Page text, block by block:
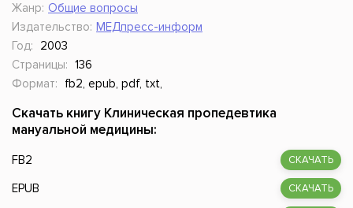
Жанр: Общие вопросы
Издательство: МЕДпресс-информ
Год:
2003
Страницы: 136
Формат:
fb2, epub, pdf, txt,
Скачать книгу Клиническая пропедевтика
мануальной медицины:
FB2 СКАЧАТЬ
EPUB СКАЧАТЬ